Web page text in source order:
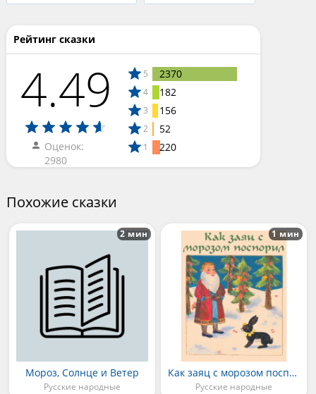
Рейтинг сказки
4.49
Оценок:
2980
5 2370
4 182
3 156
2 52
1 220
Похожие сказки
Мороз, Солнце и Ветер
Русские народные
2 мин
Как заяц с морозом поспорил
Русские народные
1 мин